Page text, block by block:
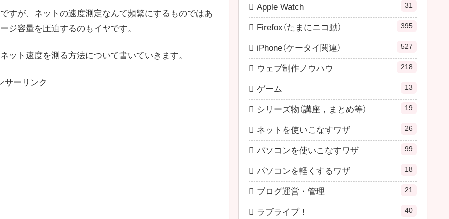
すが、ネットの速度測定なんて頻繁にするものではあ
ジ容量を圧迫するのもイヤです。
ット速度を測る方法について書いていきます。
サーリンク
Apple Watch 31
Firefox（たまにニコ動） 395
iPhone（ケータイ関連） 527
ウェブ制作ノウハウ 218
ゲーム 13
シリーズ物（講座，まとめ等） 19
ネットを使いこなすワザ 26
パソコンを使いこなすワザ 99
パソコンを軽くするワザ 18
ブログ運営・管理 21
ラブライブ！ 40